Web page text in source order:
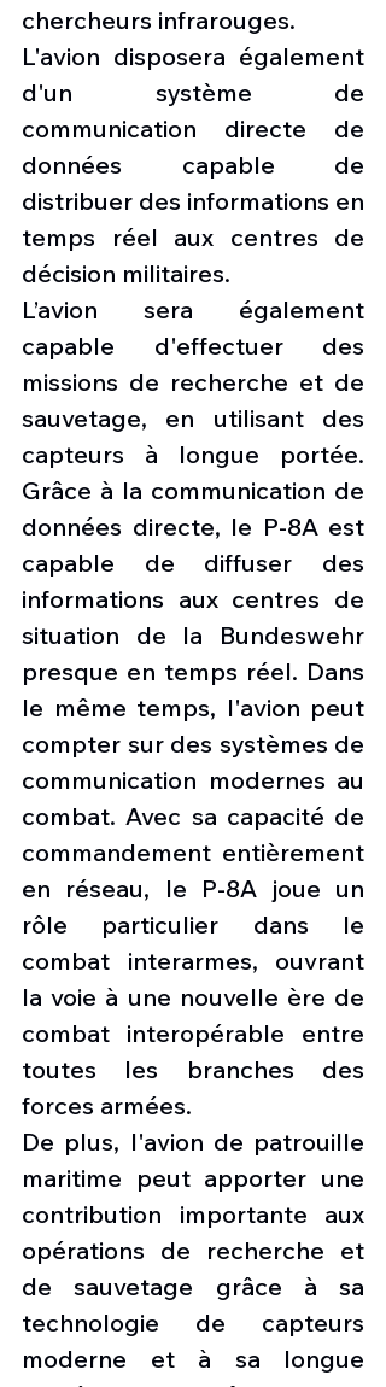
chercheurs infrarouges.
L'avion disposera également
d'un système de
communication directe de
données capable de
distribuer des informations en
temps réel aux centres de
décision militaires.
L’avion sera également
capable d'effectuer des
missions de recherche et de
sauvetage, en utilisant des
capteurs à longue portée.
Grâce à la communication de
données directe, le P-8A est
capable de diffuser des
informations aux centres de
situation de la Bundeswehr
presque en temps réel. Dans
le même temps, l'avion peut
compter sur des systèmes de
communication modernes au
combat. Avec sa capacité de
commandement entièrement
en réseau, le P-8A joue un
rôle particulier dans le
combat interarmes, ouvrant
la voie à une nouvelle ère de
combat interopérable entre
toutes les branches des
forces armées.
De plus, l'avion de patrouille
maritime peut apporter une
contribution importante aux
opérations de recherche et
de sauvetage grâce à sa
technologie de capteurs
moderne et à sa longue